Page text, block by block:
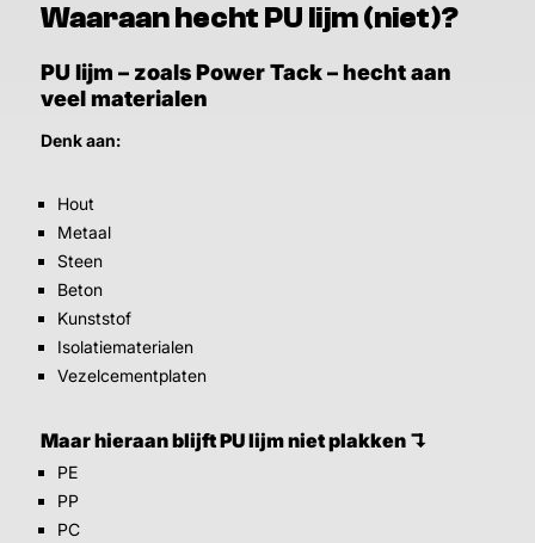
Waaraan hecht PU lijm (niet)?
PU lijm – zoals Power Tack – hecht aan
veel materialen
Denk aan:
Hout
Metaal
Steen
Beton
Kunststof
Isolatiematerialen
Vezelcementplaten
Maar hieraan blijft PU lijm niet plakken ↴
PE
PP
PC